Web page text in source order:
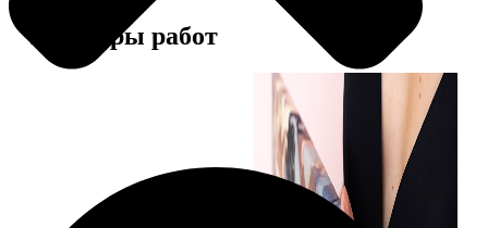
Примеры работ